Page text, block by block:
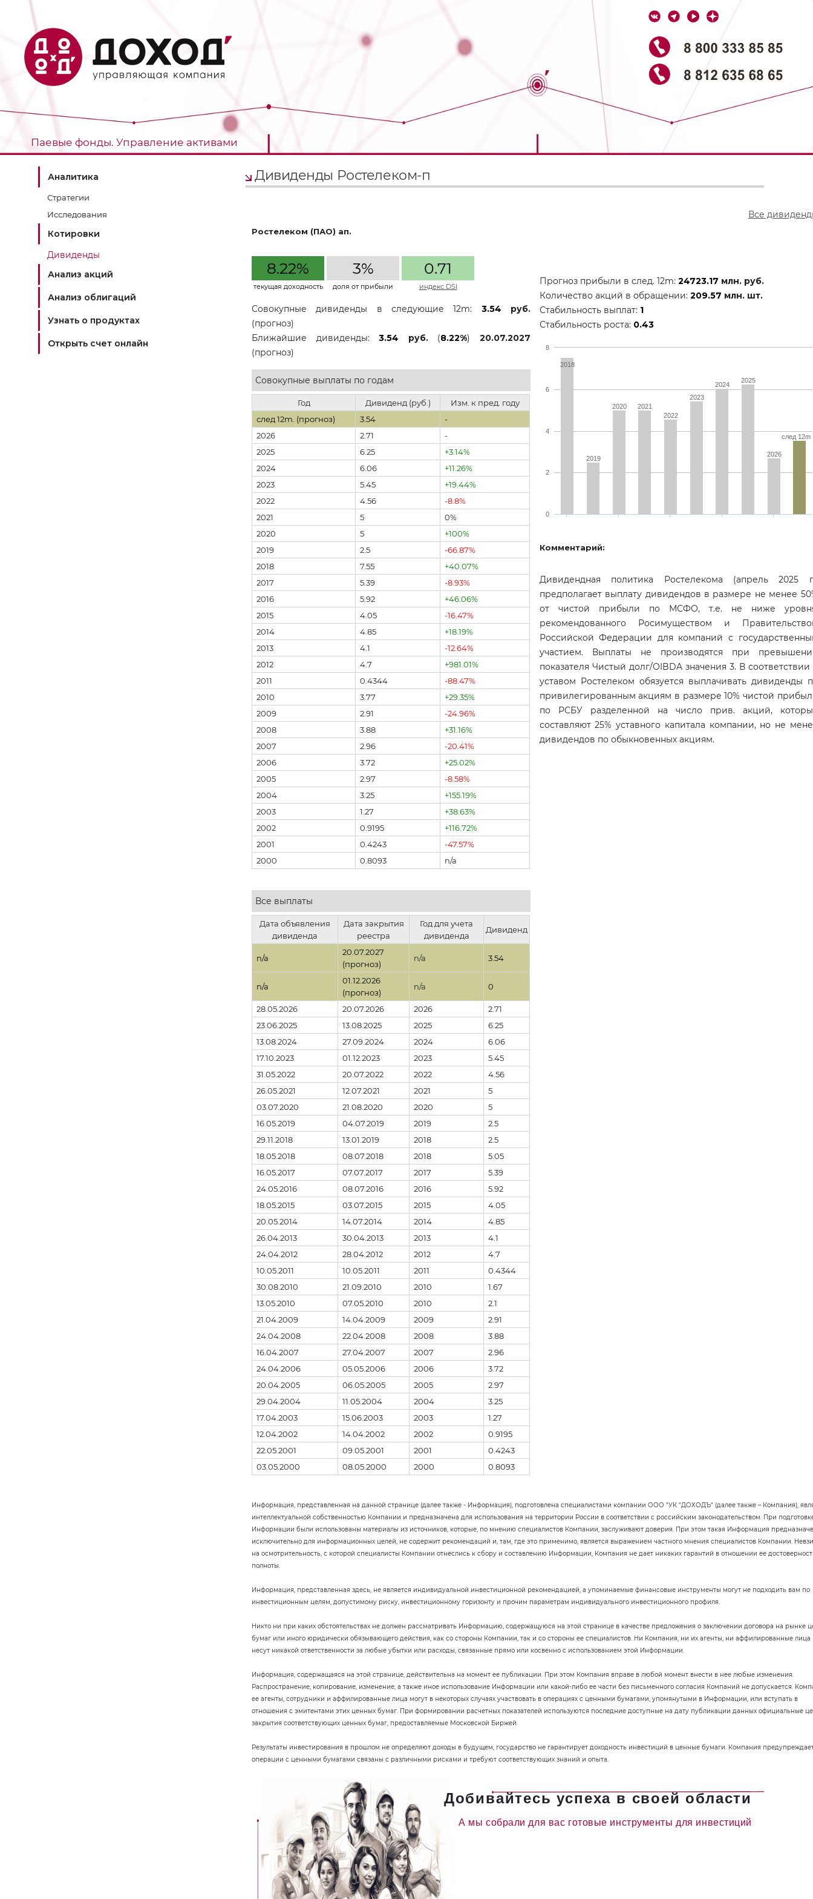
Паевые фонды. Управление активами
Аналитика
Стратегии
Исследования
Котировки
Дивиденды
Анализ акций
Анализ облигаций
Узнать о продуктах
Открыть счет онлайн
Дивиденды Ростелеком-п
Ростелеком (ПАО) ап.
8.22% 3% 0.71
текущая доходность доля от прибыли индекс DSI
Совокупные дивиденды в следующие 12m: 3.54 руб.
(прогноз)
Ближайшие дивиденды:3.54 руб. (8.22%) 20.07.2027
(прогноз)
Совокупные выплаты по годам
Год Дивиденд (руб.)
Изм. к пред. году
след 12m. (прогноз)
3.54
-
2026
2.71
-
2025
6.25
+3.14%
2024
6.06
+11.26%
2023
5.45
+19.44%
2022
4.56
-8.8%
2021
5
0%
2020
5
+100%
2019
2.5
-66.87%
2018
7.55
+40.07%
2017
5.39
-8.93%
2016
5.92
+46.06%
2015
4.05
-16.47%
2014
4.85
+18.19%
2013
4.1
-12.64%
2012
4.7
+981.01%
2011
0.4344
-88.47%
2010
3.77
+29.35%
2009
2.91
-24.96%
2008
3.88
+31.16%
2007
2.96
-20.41%
2006
3.72
+25.02%
2005
2.97
-8.58%
2004
3.25
+155.19%
2003
1.27
+38.63%
2002
0.9195
+116.72%
2001
0.4243
-47.57%
2000
0.8093 n/a
Все выплаты
Дата объявления
дивиденда
Дата закрытия
реестра
Год для учета
дивиденда
Дивиденд
n/a
20.07.2027
(прогноз)
n/a 3.54
n/a
01.12.2026
(прогноз)
n/a 0
28.05.2026 20.07.2026 2026
2.71
23.06.2025
13.08.2025 2025
6.25
13.08.2024
27.09.2024 2024
6.06
17.10.2023
01.12.2023 2023
5.45
31.05.2022
20.07.2022 2022
4.56
26.05.2021
12.07.2021 2021
5
03.07.2020
21.08.2020 2020
5
16.05.2019
04.07.2019 2019
2.5
29.11.2018
13.01.2019 2018
2.5
18.05.2018
08.07.2018 2018
5.05
16.05.2017
07.07.2017 2017
5.39
24.05.2016
08.07.2016 2016
5.92
18.05.2015
03.07.2015 2015
4.05
20.05.2014
14.07.2014 2014
4.85
26.04.2013
30.04.2013 2013
4.1
24.04.2012
28.04.2012 2012
4.7
10.05.2011
10.05.2011 2011
0.4344
30.08.2010
21.09.2010 2010
1.67
13.05.2010
07.05.2010 2010
2.1
21.04.2009
14.04.2009 2009
2.91
24.04.2008
22.04.2008 2008
3.88
16.04.2007
27.04.2007 2007
2.96
24.04.2006
05.05.2006 2006
3.72
20.04.2005
06.05.2005 2005
2.97
29.04.2004
11.05.2004 2004
3.25
17.04.2003
15.06.2003 2003
1.27
12.04.2002
14.04.2002 2002
0.9195
22.05.2001
09.05.2001 2001
0.4243
03.05.2000
08.05.2000 2000 0.8093
Все
Прогноз прибыли в след. 12m: 24723.17 млн. руб.
Количество акций в обращении: 209.57 млн. шт.
Стабильность выплат: 1
Стабильность роста: 0.43
2018
2019
2020
2021
2022
2023
2024
2025
2026
след 12m
0
2
4
6
8
Комментарий:
Дивидендная политика Ростелекома (апрель 2025
предполагает выплату дивидендов в размере не менее
от чистой прибыли по МСФО, т.е. не ниже
рекомендованного Росимуществом и
Российской Федерации для компаний с
участием. Выплаты не производятся при
показателя Чистый долг/OIBDA значения 3. В соответствии
уставом Ростелеком обязуется выплачивать дивиденды
привилегированным акциям в размере 10% чистой
по РСБУ разделенной на число прив. акций,
составляют 25% уставного капитала компании, но не
дивидендов по обыкновенных акциям.
Информация, представленная на данной странице (далее также - Информация), подготовлена специалистами компании ООО "УК "ДОХОДЪ" (далее также – Компания),
интеллектуальной собственностью Компании и предназначена для использования на территории России в соответствии с российским законодательством. При
Информации были использованы материалы из источников, которые, по мнению специалистов Компании, заслуживают доверия. При этом такая Информация
исключительно для информационных целей, не содержит рекомендаций и, там, где это применимо, является выражением частного мнения специалистов Компании.
на осмотрительность, с которой специалисты Компании отнеслись к сбору и составлению Информации, Компания не дает никаких гарантий в отношении ее
полноты.
Информация, представленная здесь, не является индивидуальной инвестиционной рекомендацией, а упоминаемые финансовые инструменты могут не подходить вам по
инвестиционным целям, допустимому риску, инвестиционному горизонту и прочим параметрам индивидуального инвестиционного профиля.
Никто ни при каких обстоятельствах не должен рассматривать Информацию, содержащуюся на этой странице в качестве предложения о заключении договора на рынке
бумаг или иного юридически обязывающего действия, как со стороны Компании, так и со стороны ее специалистов. Ни Компания, ни их агенты, ни аффилированные лица
несут никакой ответственности за любые убытки или расходы, связанные прямо или косвенно с использованием этой Информации.
Информация, содержащаяся на этой странице, действительна на момент ее публикации. При этом Компания вправе в любой момент внести в нее любые изменения.
Распространение, копирование, изменение, а также иное использование Информации или какой-либо ее части без письменного согласия Компаний не допускается.
ее агенты, сотрудники и аффилированные лица могут в некоторых случаях участвовать в операциях с ценными бумагами, упомянутыми в Информации, или вступать в
отношения с эмитентами этих ценных бумаг. При формировании расчетных показателей используются последние доступные на дату публикации данных официальные
закрытия соответствующих ценных бумаг, предоставляемые Московской Биржей.
Результаты инвестирования в прошлом не определяют доходы в будущем, государство не гарантирует доходность инвестиций в ценные бумаги. Компания
операции с ценными бумагами связаны с различными рисками и требуют соответствующих знаний и опыта.
Добивайтесь успеха в своей области
А мы собрали для вас готовые инструменты для инвестиций